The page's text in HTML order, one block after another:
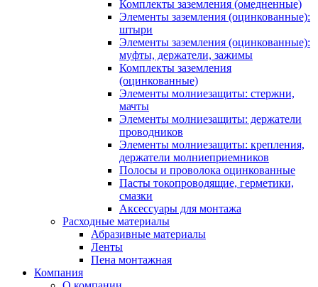
Комплекты заземления (омедненные)
Элементы заземления (оцинкованные):
штыри
Элементы заземления (оцинкованные):
муфты, держатели, зажимы
Комплекты заземления
(оцинкованные)
Элементы молниезащиты: стержни,
мачты
Элементы молниезащиты: держатели
проводников
Элементы молниезащиты: крепления,
держатели молниеприемников
Полосы и проволока оцинкованные
Пасты токопроводящие, герметики,
смазки
Аксессуары для монтажа
Расходные материалы
Абразивные материалы
Ленты
Пена монтажная
Компания